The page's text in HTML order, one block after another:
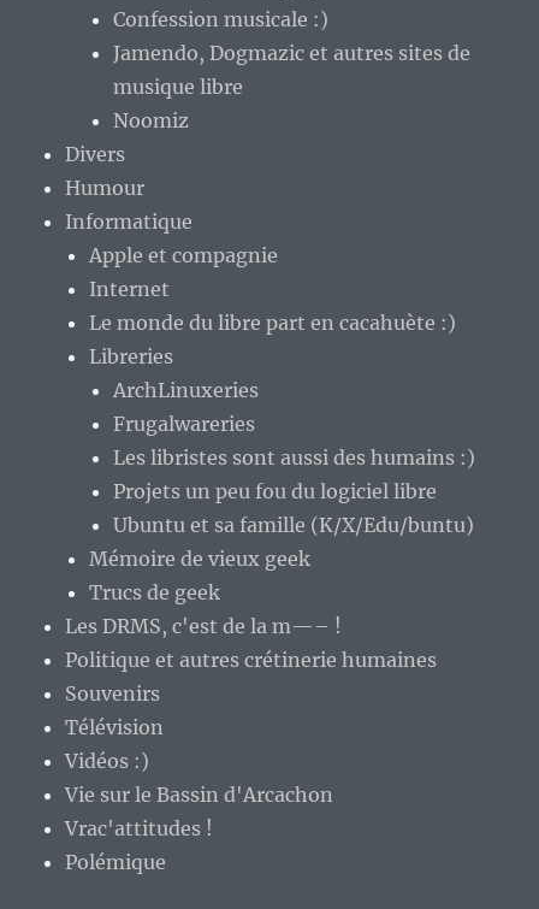
Confession musicale :)
Jamendo, Dogmazic et autres sites de
musique libre
Noomiz
Divers
Humour
Informatique
Apple et compagnie
Internet
Le monde du libre part en cacahuète :)
Libreries
ArchLinuxeries
Frugalwareries
Les libristes sont aussi des humains :)
Projets un peu fou du logiciel libre
Ubuntu et sa famille (K/X/Edu/buntu)
Mémoire de vieux geek
Trucs de geek
Les DRMS, c'est de la m—– !
Politique et autres crétinerie humaines
Souvenirs
Télévision
Vidéos :)
Vie sur le Bassin d'Arcachon
Vrac'attitudes !
Polémique